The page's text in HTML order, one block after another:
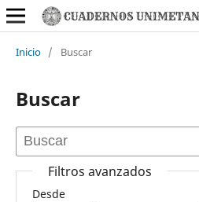
Inicio / Buscar
Buscar
Filtros avanzados
Desde